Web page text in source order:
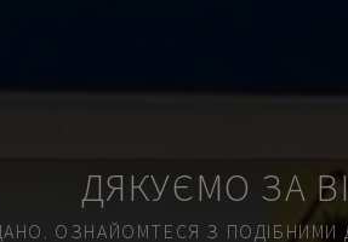
ДЯКУЄМО ЗА
ОЗНАЙОМТЕСЯ З ПОДІБНИМИ